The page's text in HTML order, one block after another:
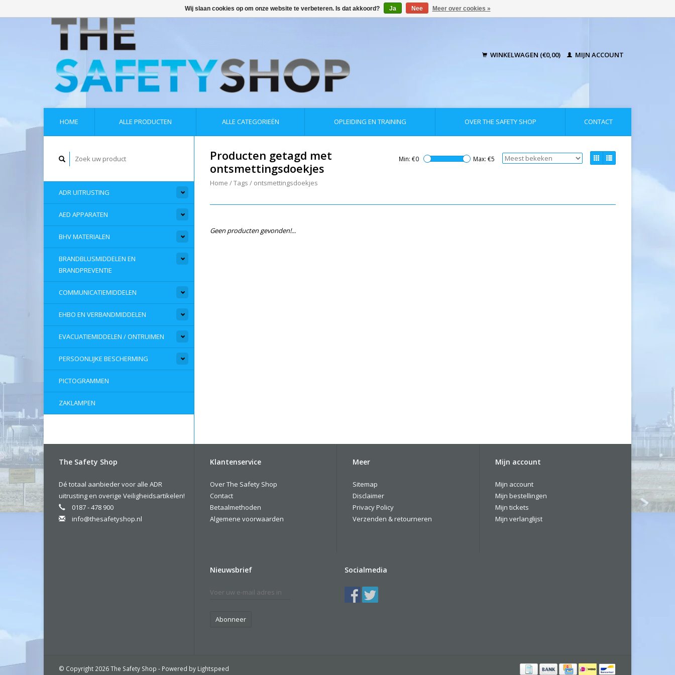
WINKELWAGEN (€0,00) MIJN ACCOUNT
HOME ALLE PRODUCTEN ALLE CATEGORIEËN OPLEIDING EN TRAINING OVER THE SAFETY SHOP CONTACT
ADR UITRUSTING
AED APPARATEN
BHV MATERIALEN
BRANDBLUSMIDDELEN EN
BRANDPREVENTIE
COMMUNICATIEMIDDELEN
EHBO EN VERBANDMIDDELEN
EVACUATIEMIDDELEN / ONTRUIMEN
PERSOONLIJKE BESCHERMING
PICTOGRAMMEN
ZAKLAMPEN
Producten getagd met
ontsmettingsdoekjes
Home /Tags / ontsmettingsdoekjes
Min: €0 Max: €5
Geen producten gevonden!...
The Safety Shop
Dé totaal aanbieder voor alle ADR
uitrusting en overige Veiligheidsartikelen!
0187 - 478 900
info@thesafetyshop.nl
Klantenservice
Over The Safety Shop
Contact
Betaalmethoden
Algemene voorwaarden
Meer
Sitemap
Disclaimer
Privacy Policy
Verzenden & retourneren
Mijn account
Mijn account
Mijn bestellingen
Mijn tickets
Mijn verlanglijst
Nieuwsbrief
Abonneer
Socialmedia
© Copyright 2026 The Safety Shop - Powered by Lightspeed
Wij slaan cookies op om onze website te verbeteren. Is dat akkoord? Ja Nee Meer over cookies »